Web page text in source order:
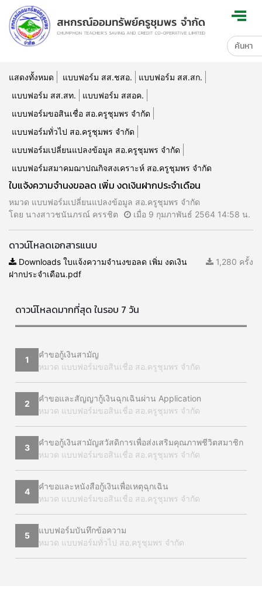
แสดงทั้งหมด แบบฟอร์ม สส.ชสอ.
แบบฟอร์ม สส.สก.
แบบฟอร์ม สส.สท.
แบบฟอร์ม สสอค.
แบบฟอร์มขอสินเชื่อ สอ.ครูชุมพร จำกัด
แบบฟอร์มทั่วไป สอ.ครูชุมพร จำกัด
แบบฟอร์มเปลี่ยนแปลงข้อมูล สอ.ครูชุมพร จำกัด
แบบฟอร์มสมาคมฌาปณกิจสงเคราะห์ สอ.ครูชุมพร จำกัด
ใบแจ้งความจำนงขอลด เพิ่ม งดเงินฝากประจำเดือน
หมวด แบบฟอร์มเปลี่ยนแปลงข้อมูล สอ.ครูชุมพร จำกัด
โดย นางสาวชนันภรณ์ ครรชิต
เมื่อ 9 กุมภาพันธ์ 2564 14:58 น.
ดาวน์โหลดเอกสารแนบ
Downloads ใบแจ้งความจำนงขอลด เพิ่ม งดเงิน
ฝากประจำเดือน.pdf
1,280 ครั้ง
ดาวน์โหลดมากที่สุด ในรอบ 7 วัน
1
คำขอกู้เงินสามัญ
หมวด แบบฟอร์มขอสินเชื่อ สอ.ครูชุมพร จำกัด
2
คำขอและสัญญากู้เงินฉุกเฉินผ่าน Application
หมวด แบบฟอร์มขอสินเชื่อ สอ.ครูชุมพร จำกัด
3
คำขอกู้เงินสามัญสวัสดิการเพื่อส่งเสริมคุณภาพชีวิตสมาชิก
หมวด แบบฟอร์มขอสินเชื่อ สอ.ครูชุมพร จำกัด
4
คำขอและหนังสือกู้เงินเพื่อเหตุฉุกเฉิน
หมวด แบบฟอร์มขอสินเชื่อ สอ.ครูชุมพร จำกัด
5
แบบฟอร์มบันทึกข้อความ
หมวด แบบฟอร์มทั่วไป สอ.ครูชุมพร จำกัด